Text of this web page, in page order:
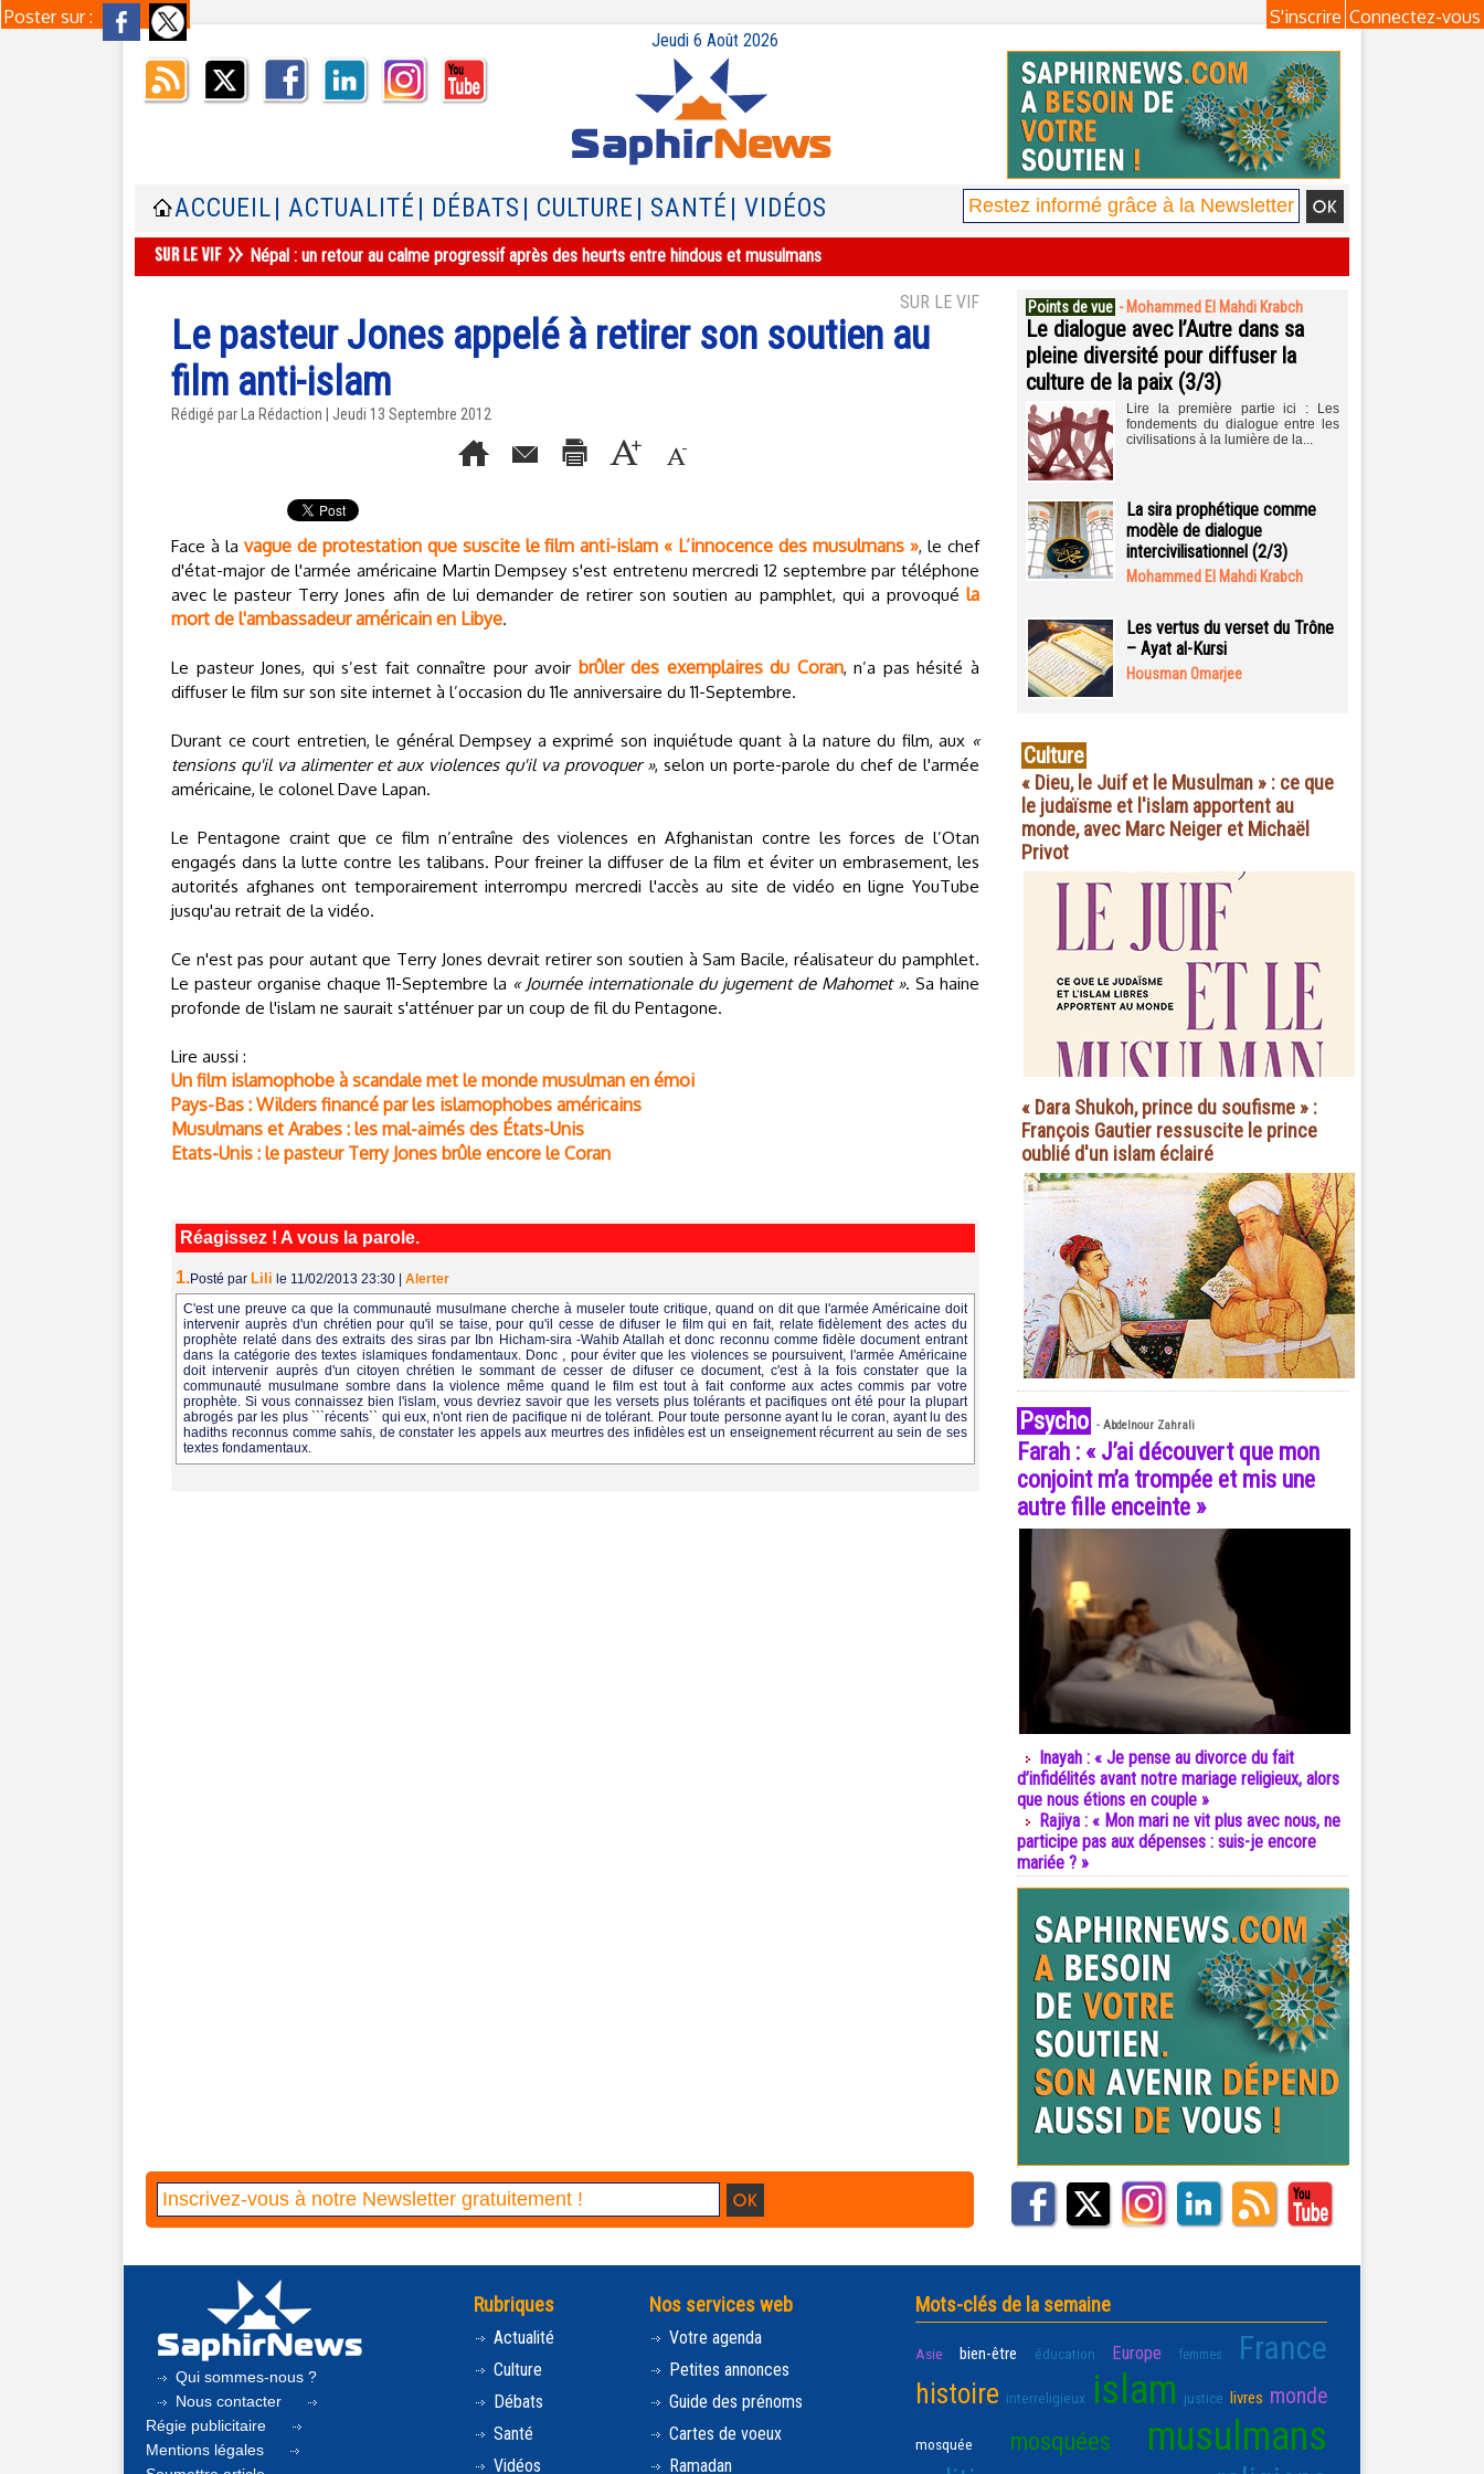
Poster sur : Connectez-vous
S'inscrire
Jeudi 6 Août 2026
ACCUEIL | ACTUALITÉ | DÉBATS | CULTURE | SANTÉ | VIDÉOS
Népal : un retour au calme progressif après des heurts entre hindous et musulmans
SUR LE VIF
Le pasteur Jones appelé à retirer son soutien au
film anti-islam
Rédigé par La Rédaction | Jeudi 13 Septembre 2012
Face à la vague de protestation que suscite le film anti-islam « L’innocence des musulmans », le chef
d'état-major de l'armée américaine Martin Dempsey s'est entretenu mercredi 12 septembre par téléphone
avec le pasteur Terry Jones afin de lui demander de retirer son soutien au pamphlet, qui a provoqué la
mort de l'ambassadeur américain en Libye.
Le pasteur Jones, qui s’est fait connaître pour avoir brûler des exemplaires du Coran, n’a pas hésité à
diffuser le film sur son site internet à l’occasion du 11e anniversaire du 11-Septembre.
Durant ce court entretien, le général Dempsey a exprimé son inquiétude quant à la nature du film, aux «
tensions qu'il va alimenter et aux violences qu'il va provoquer », selon un porte-parole du chef de l'armée
américaine, le colonel Dave Lapan.
Le Pentagone craint que ce film n’entraîne des violences en Afghanistan contre les forces de l’Otan
engagés dans la lutte contre les talibans. Pour freiner la diffuser de la film et éviter un embrasement, les
autorités afghanes ont temporairement interrompu mercredi l'accès au site de vidéo en ligne YouTube
jusqu'au retrait de la vidéo.
Ce n'est pas pour autant que Terry Jones devrait retirer son soutien à Sam Bacile, réalisateur du pamphlet.
Le pasteur organise chaque 11-Septembre la « Journée internationale du jugement de Mahomet ». Sa haine
profonde de l'islam ne saurait s'atténuer par un coup de fil du Pentagone.
Lire aussi :
Un film islamophobe à scandale met le monde musulman en émoi
Pays-Bas : Wilders financé par les islamophobes américains
Musulmans et Arabes : les mal-aimés des États-Unis
Etats-Unis : le pasteur Terry Jones brûle encore le Coran
Réagissez ! A vous la parole.
1.Posté par Lili le 11/02/2013 23:30
Alerter
C'est une preuve ca que la communauté musulmane cherche à museler toute critique, quand on dit que l'armée Américaine doit
intervenir auprès d'un chrétien pour qu'il se taise, pour qu'il cesse de difuser le film qui en fait, relate fidèlement des actes du
prophète relaté dans des extraits des siras par Ibn Hicham-sira -Wahib Atallah et donc reconnu comme fidèle document entrant
dans la catégorie des textes islamiques fondamentaux. Donc , pour éviter que les violences se poursuivent, l'armée Américaine
doit intervenir auprès d'un citoyen chrétien le sommant de cesser de difuser ce document, c'est à la fois constater que la
communauté musulmane sombre dans la violence même quand le film est tout à fait conforme aux actes commis par votre
prophète. Si vous connaissez bien l'islam, vous devriez savoir que les versets plus tolérants et pacifiques ont été pour la plupart
abrogés par les plus ```récents`` qui eux, n'ont rien de pacifique ni de tolérant. Pour toute personne ayant lu le coran, ayant lu des
hadiths reconnus comme sahis, de constater les appels aux meurtres des infidèles est un enseignement récurrent au sein de ses
textes fondamentaux.
Points de vue - Mohammed El Mahdi Krabch
Le dialogue avec l’Autre dans sa
pleine diversité pour diffuser la
culture de la paix (3/3)
Lire la première partie ici : Les
fondements du dialogue entre les
civilisations à la lumière de la...
La sira prophétique comme
modèle de dialogue
intercivilisationnel (2/3)
Mohammed El Mahdi Krabch
Les vertus du verset du Trône
– Ayat al-Kursi
Housman Omarjee
Culture
« Dieu, le Juif et le Musulman » : ce que
le judaïsme et l'islam apportent au
monde, avec Marc Neiger et Michaël
Privot
« Dara Shukoh, prince du soufisme » :
François Gautier ressuscite le prince
oublié d'un islam éclairé
Psycho - Abdelnour Zahrali
Farah : « J’ai découvert que mon
conjoint m’a trompée et mis une
autre fille enceinte »
Inayah : « Je pense au divorce du fait
d’infidélités avant notre mariage religieux, alors
que nous étions en couple »
Rajiya : « Mon mari ne vit plus avec nous, ne
participe pas aux dépenses : suis-je encore
mariée ? »
Qui sommes-nous ?
Nous contacter
Régie publicitaire
Mentions légales
Rubriques
Actualité
Culture
Débats
Santé
Vidéos
Nos services web
Votre agenda
Petites annonces
Guide des prénoms
Cartes de voeux
Ramadan
Mots-clés de la semaine
Asie bien-être éducation Europe femmes France
histoire interreligieux islam justice livres monde
mosquée mosquées musulmans